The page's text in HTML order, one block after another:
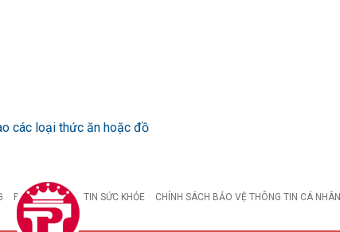
các loại thức ăn hoặc đồ
BỆNH DẠ DÀY TIN SỨC KHỎE CHÍNH SÁCH BẢO VỆ THÔNG TIN CÁ NHÂN